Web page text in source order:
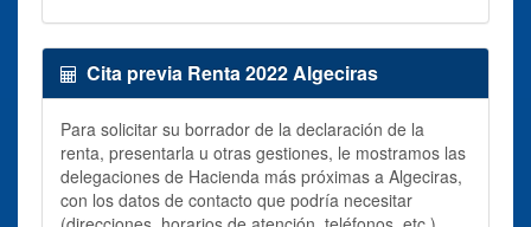
Cita previa Renta 2022 Algeciras
Para solicitar su borrador de la declaración de la
renta, presentarla u otras gestiones, le mostramos las
delegaciones de Hacienda más próximas a Algeciras,
con los datos de contacto que podría necesitar